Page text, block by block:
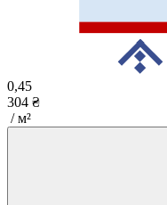
0,45
304 ₴
/ м²